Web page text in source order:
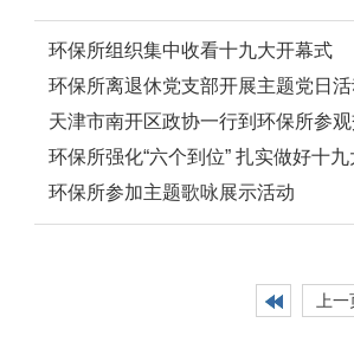
环保所组织集中收看十九大开幕式
环保所离退休党支部开展主题党日活
天津市南开区政协一行到环保所参
环保所强化“六个到位” 扎实做好十
环保所参加主题歌咏展示活动
上